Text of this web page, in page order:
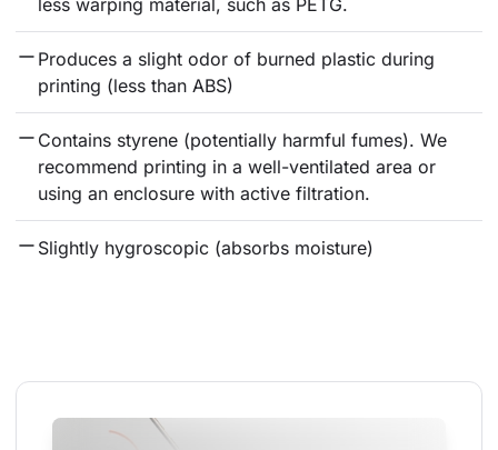
less warping material, such as PETG.
Produces a slight odor of burned plastic during
printing (less than ABS)
Contains styrene (potentially harmful fumes). We
recommend printing in a well-ventilated area or
using an enclosure with active filtration.
Slightly hygroscopic (absorbs moisture)